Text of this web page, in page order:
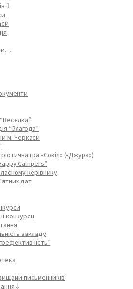
“Злагода”
м. Черкаси
гра «Сокіл» («Джура»)
Campers”
керівнику
дат
конкурси
закладу
письменників